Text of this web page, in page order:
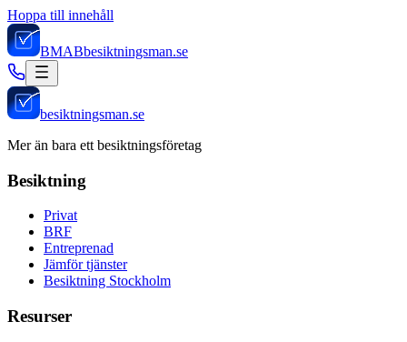
Hoppa till innehåll
BMABbesiktningsman.se
besiktningsman.se
Mer än bara ett besiktningsföretag
Besiktning
Privat
BRF
Entreprenad
Jämför tjänster
Besiktning Stockholm
Resurser